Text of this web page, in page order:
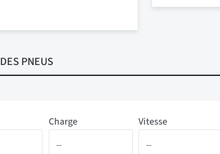
DES PNEUS
Charge Vitesse